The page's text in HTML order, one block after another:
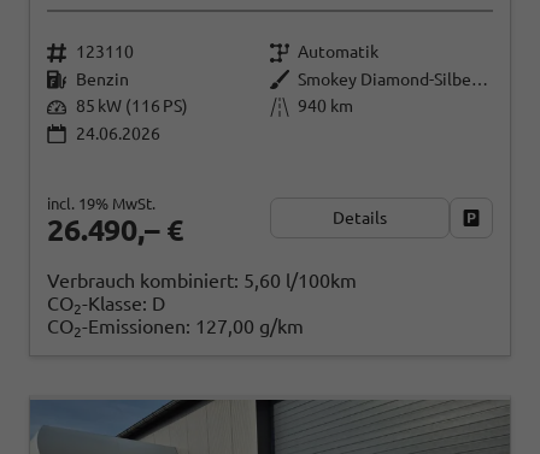
123110
Automatik
Benzin
Smokey Diamond-Silber Metallic
85 kW (116 PS)
940 km
24.06.2026
26.490,– €
incl. 19% MwSt.
Details
Verbrauch kombiniert: 5,60 l/100km
CO2-Klasse: D
CO2-Emissionen: 127,00 g/km